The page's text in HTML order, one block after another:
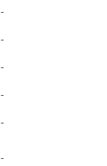
-
-
-
-
-
-